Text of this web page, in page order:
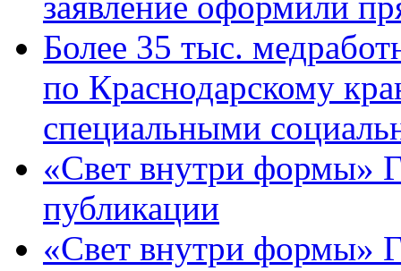
Более 35 тыс.
по Краснодарскому
специальными
«Свет внутри формы»
публикации
«Свет внутри формы»